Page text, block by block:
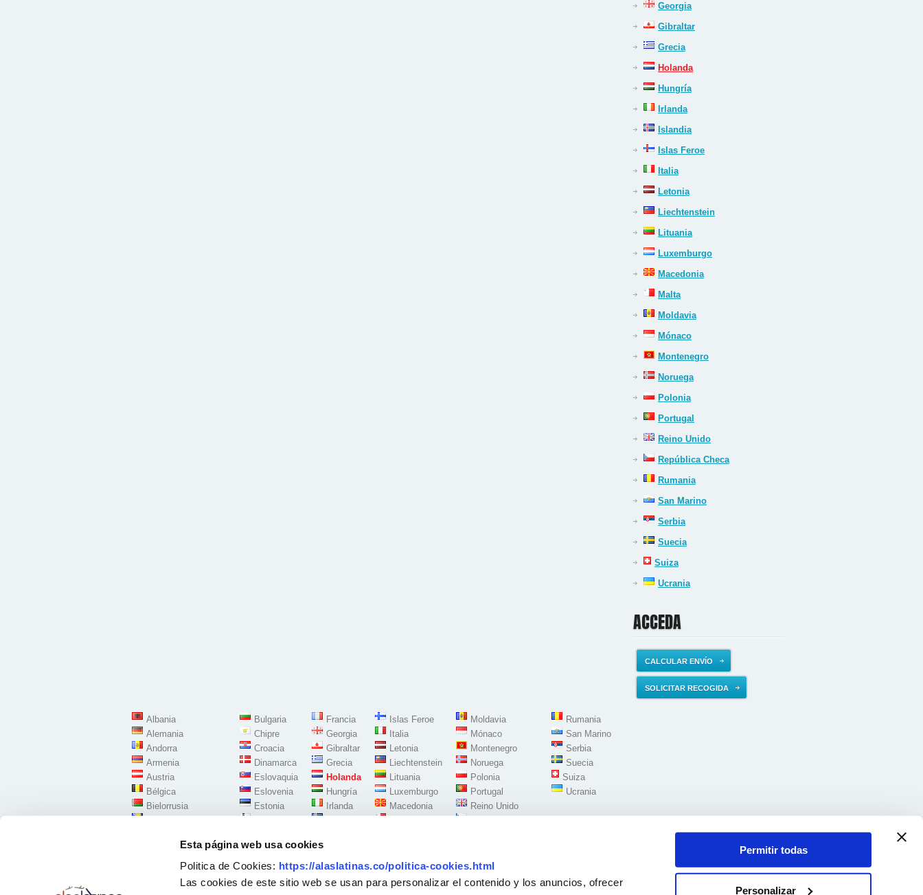
Esta página web usa cookies
Politica de Cookies: https://alaslatinas.co/politica-cookies.html
Las cookies de este sitio web se usan para personalizar el contenido y los anuncios, ofrecer
Permitir todas
Personalizar
Georgia
Gibraltar
Grecia
Holanda
Hungría
Irlanda
Islandia
Islas Feroe
Italia
Letonia
Liechtenstein
Lituania
Luxemburgo
Macedonia
Malta
Moldavia
Mónaco
Montenegro
Noruega
Polonia
Portugal
Reino Unido
República Checa
Rumania
San Marino
Serbia
Suecia
Suiza
Ucrania
ACCEDA
CALCULAR ENVÍO
SOLICITAR RECOGIDA
Albania
Alemania
Andorra
Armenia
Austria
Bélgica
Bielorrusia
Bulgaria
Chipre
Croacia
Dinamarca
Eslovaquia
Eslovenia
Estonia
Francia
Georgia
Gibraltar
Grecia
Holanda
Hungría
Irlanda
Islas Feroe
Italia
Letonia
Liechtenstein
Lituania
Luxemburgo
Macedonia
Moldavia
Mónaco
Montenegro
Noruega
Polonia
Portugal
Reino Unido
Rumania
San Marino
Serbia
Suecia
Suiza
Ucrania
Síguenos en: